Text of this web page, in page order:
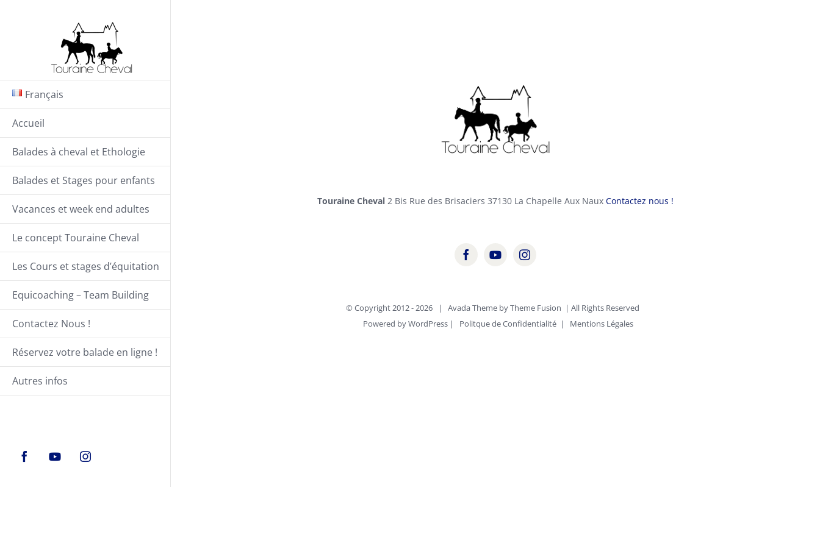
Français
Accueil
Balades à cheval et Ethologie
Balades et Stages pour enfants
Vacances et week end adultes
Le concept Touraine Cheval
Les Cours et stages d’équitation
Equicoaching – Team Building
Contactez Nous !
Réservez votre balade en ligne !
Autres infos
FacebookYouTubeInstagram
Touraine Cheval 2 Bis Rue des Brisaciers 37130 La Chapelle Aux Naux Contactez nous !
© Copyright 2012 -2026 | Avada Theme byTheme Fusion | All Rights Reserved
Powered byWordPress | Politque de Confidentialité | Mentions Légales